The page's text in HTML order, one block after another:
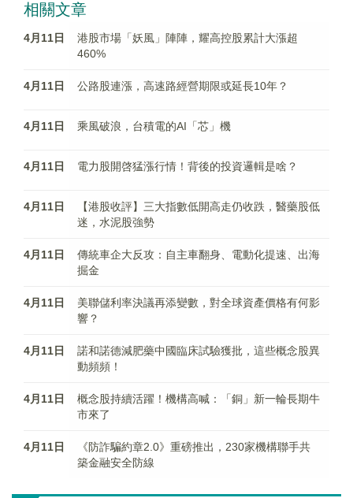
相關文章
4月11日
港股市場「妖風」陣陣，耀高控股累計大漲超
460%
4月11日 公路股連漲，高速路經營期限或延長10年？
4月11日 乘風破浪，台積電的AI「芯」機
4月11日 電力股開啓猛漲行情！背後的投資邏輯是啥？
4月11日
【港股收評】三大指數低開高走仍收跌，醫藥股低
迷，水泥股強勢
4月11日
傳統車企大反攻：自主車翻身、電動化提速、出海
掘金
4月11日
美聯儲利率決議再添變數，對全球資產價格有何影
響？
4月11日
諾和諾德減肥藥中國臨床試驗獲批，這些概念股異
動頻頻！
4月11日
概念股持續活躍！機構高喊：「銅」新一輪長期牛
市來了
4月11日
《防詐騙約章2.0》重磅推出，230家機構聯手共
築金融安全防線